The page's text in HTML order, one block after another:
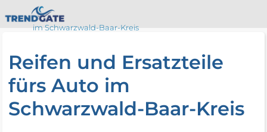
im Schwarzwald-Baar-Kreis
Reifen und Ersatzteile
fürs Auto im
Schwarzwald-Baar-Kreis